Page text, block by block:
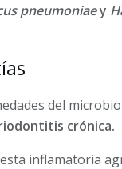
pneumoniaey
del
crónica.
inflamatoria